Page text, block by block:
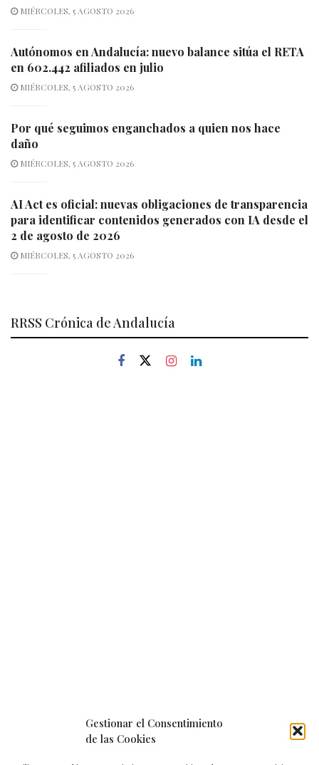
Gestionar el Consentimiento
de las Cookies
MIÉRCOLES, 5 AGOSTO 2026
Autónomos en Andalucía: nuevo balance sitúa el RETA
en 602.442 afiliados en julio
MIÉRCOLES, 5 AGOSTO 2026
Por qué seguimos enganchados a quien nos hace
daño
MIÉRCOLES, 5 AGOSTO 2026
AI Act es oficial: nuevas obligaciones de transparencia
para identificar contenidos generados con IA desde el
2 de agosto de 2026
MIÉRCOLES, 5 AGOSTO 2026
RRSS Crónica de Andalucía